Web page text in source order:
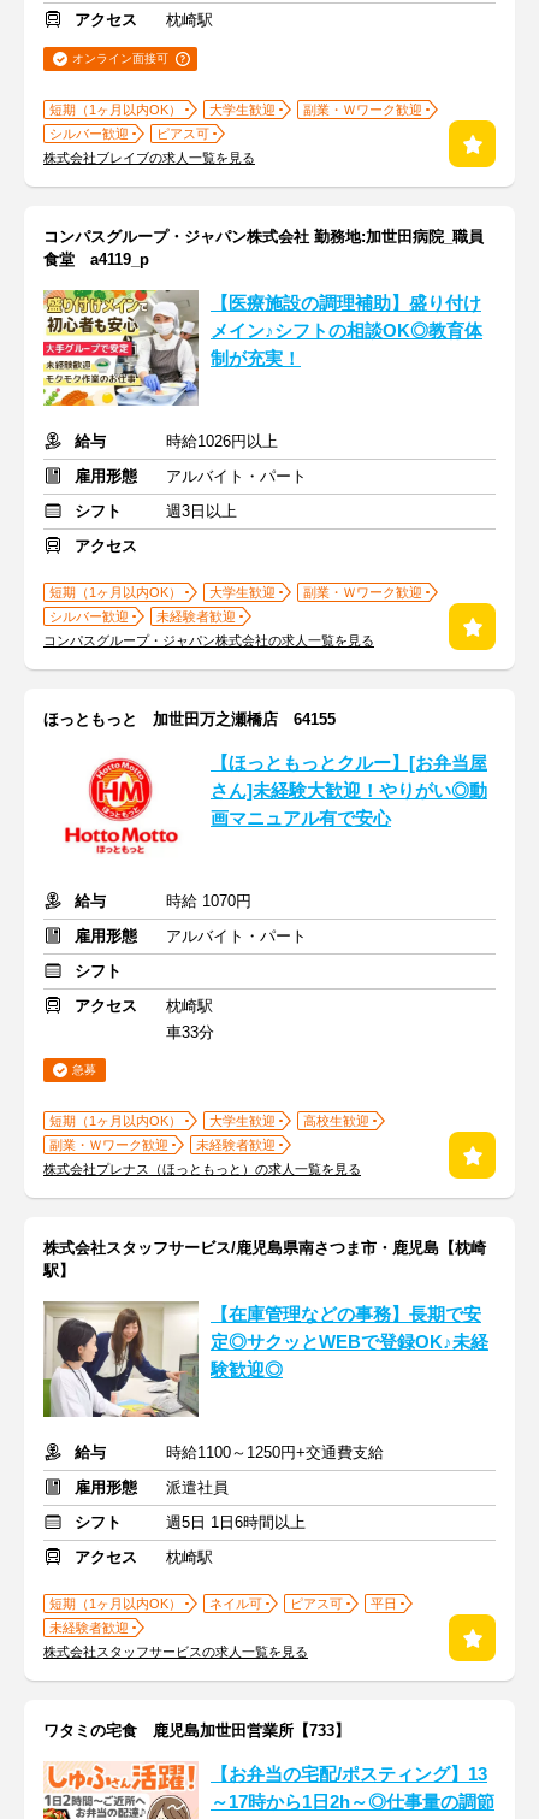
アクセス
枕崎駅
オンライン面接可
短期（1ヶ月以内OK） 大学生歓迎
副業・Ｗワーク歓迎
シルバー歓迎
ピアス可
株式会社ブレイブの求人一覧を見る
コンパスグループ・ジャパン株式会社 勤務地:加世田病院_職員
食堂 a4119_p
【医療施設の調理補助】盛り付け
メイン♪シフトの相談OK◎教育体
制が充実！
給与
時給1026円以上
雇用形態
アルバイト・パート
シフト
週3日以上
アクセス
短期（1ヶ月以内OK） 大学生歓迎
副業・Ｗワーク歓迎
シルバー歓迎
未経験者歓迎
コンパスグループ・ジャパン株式会社の求人一覧を見る
ほっともっと 加世田万之瀬橋店 64155
【ほっともっとクルー】[お弁当屋
さん]未経験大歓迎！やりがい◎動
画マニュアル有で安心
給与
時給 1070円
雇用形態
アルバイト・パート
シフト
アクセス
枕崎駅
車33分
急募
短期（1ヶ月以内OK） 大学生歓迎
高校生歓迎
副業・Ｗワーク歓迎
未経験者歓迎
株式会社プレナス（ほっともっと）の求人一覧を見る
株式会社スタッフサービス/鹿児島県南さつま市・鹿児島【枕崎
駅】
【在庫管理などの事務】長期で安
定◎サクッとWEBで登録OK♪未経
験歓迎◎
給与
時給1100～1250円+交通費支給
雇用形態
派遣社員
シフト
週5日 1日6時間以上
アクセス
枕崎駅
短期（1ヶ月以内OK） ネイル可 ピアス可
平日
未経験者歓迎
株式会社スタッフサービスの求人一覧を見る
ワタミの宅食 鹿児島加世田営業所【733】
【お弁当の宅配/ポスティング】13
～17時から1日2h～◎仕事量の調節